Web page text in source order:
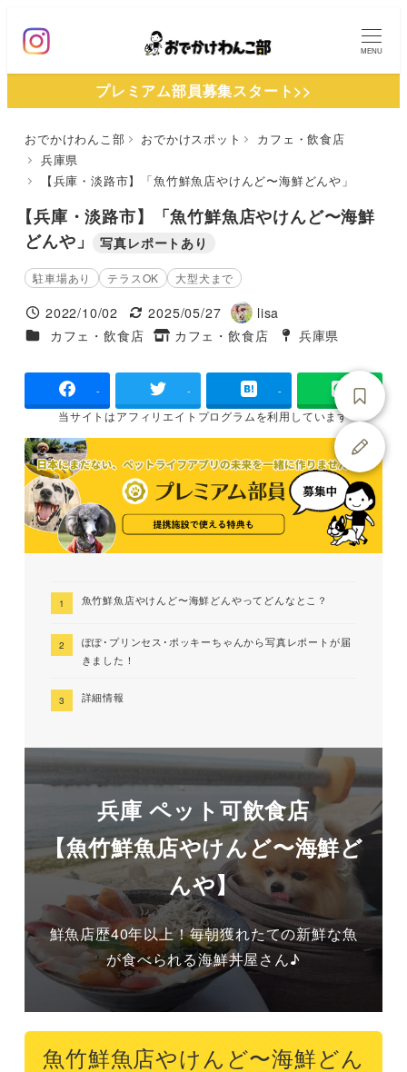
ン
MENU
プレミアム部員募集スタート>>
おでかけわんこ部 おでかけスポット
カフェ・飲食店
兵庫県
【兵庫・淡路市】「魚竹鮮魚店やけんど〜海鮮どんや」
【兵庫・淡路市】「魚竹鮮魚店やけんど〜海鮮
どんや」
写真レポートあり
駐車場あり テラスOK 大型犬まで
投稿日
2022/10/02
更新日
2025/05/27
著
者
lisa
施設ジャンル
カフェ・飲食店
タグ
カフェ・飲食店
タグ
兵庫県
- - -
当サイトはアフィリエイトプログラムを利用しています
魚竹鮮魚店やけんど〜海鮮どんやってどんなとこ？
ぽぽ･プリンセス･ポッキーちゃんから写真レポートが届
きました！
詳細情報
兵庫 ペット可飲食店
【魚竹鮮魚店やけんど〜海鮮ど
んや】
鮮魚店歴40年以上！毎朝獲れたての新鮮な魚
が食べられる海鮮丼屋さん♪
魚竹鮮魚店やけんど〜海鮮どん